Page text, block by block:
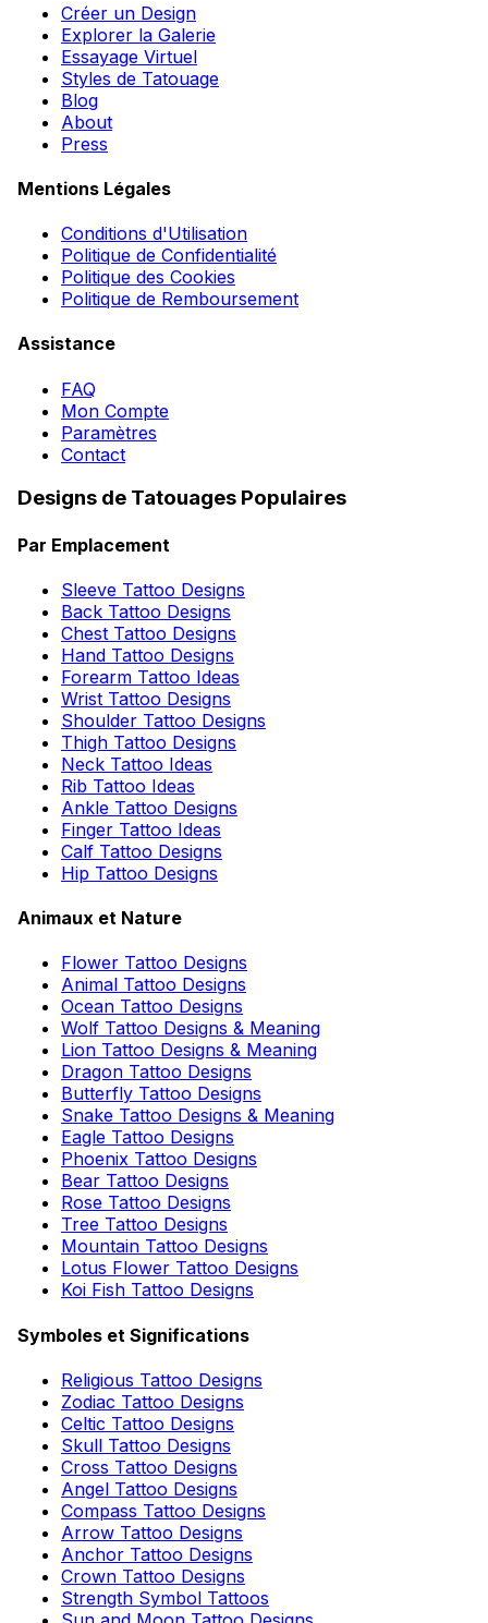
Créer un Design
Explorer la Galerie
Essayage Virtuel
Styles de Tatouage
Blog
About
Press
Mentions Légales
Conditions d'Utilisation
Politique de Confidentialité
Politique des Cookies
Politique de Remboursement
Assistance
FAQ
Mon Compte
Paramètres
Contact
Designs de Tatouages Populaires
Par Emplacement
Sleeve Tattoo Designs
Back Tattoo Designs
Chest Tattoo Designs
Hand Tattoo Designs
Forearm Tattoo Ideas
Wrist Tattoo Designs
Shoulder Tattoo Designs
Thigh Tattoo Designs
Neck Tattoo Ideas
Rib Tattoo Ideas
Ankle Tattoo Designs
Finger Tattoo Ideas
Calf Tattoo Designs
Hip Tattoo Designs
Animaux et Nature
Flower Tattoo Designs
Animal Tattoo Designs
Ocean Tattoo Designs
Wolf Tattoo Designs & Meaning
Lion Tattoo Designs & Meaning
Dragon Tattoo Designs
Butterfly Tattoo Designs
Snake Tattoo Designs & Meaning
Eagle Tattoo Designs
Phoenix Tattoo Designs
Bear Tattoo Designs
Rose Tattoo Designs
Tree Tattoo Designs
Mountain Tattoo Designs
Lotus Flower Tattoo Designs
Koi Fish Tattoo Designs
Symboles et Significations
Religious Tattoo Designs
Zodiac Tattoo Designs
Celtic Tattoo Designs
Skull Tattoo Designs
Cross Tattoo Designs
Angel Tattoo Designs
Compass Tattoo Designs
Arrow Tattoo Designs
Anchor Tattoo Designs
Crown Tattoo Designs
Strength Symbol Tattoos